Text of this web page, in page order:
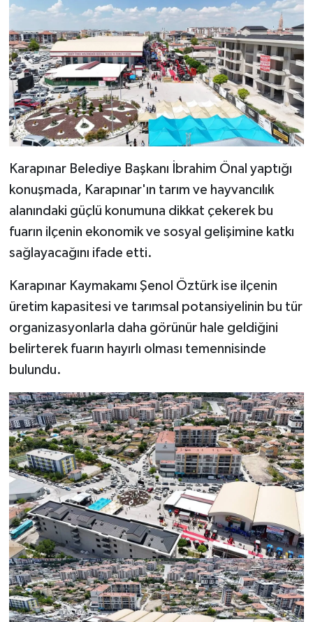
Karapınar Belediye Başkanı İbrahim Önal yaptığı
konuşmada, Karapınar'ın tarım ve hayvancılık
alanındaki güçlü konumuna dikkat çekerek bu
fuarın ilçenin ekonomik ve sosyal gelişimine katkı
sağlayacağını ifade etti.
Karapınar Kaymakamı Şenol Öztürk ise ilçenin
üretim kapasitesi ve tarımsal potansiyelinin bu tür
organizasyonlarla daha görünür hale geldiğini
belirterek fuarın hayırlı olması temennisinde
bulundu.